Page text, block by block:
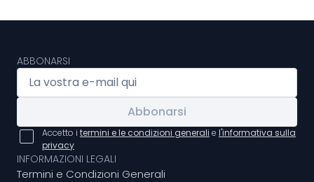
ABBONARSI
Abbonarsi
Accetto i termini e le condizioni generali e l'informativa sulla
privacy
INFORMAZIONI LEGALI
Termini e Condizioni Generali